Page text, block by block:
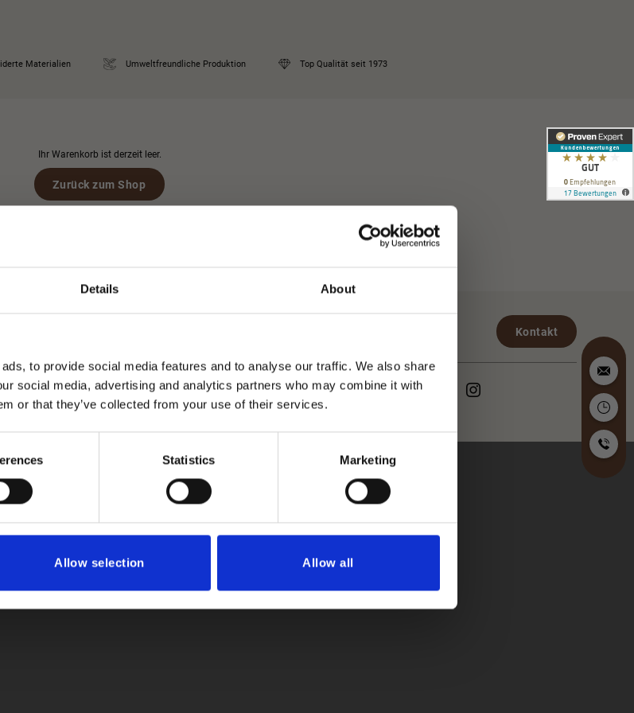
×
Details About
to provide social media features and to analyse our traffic. We also share
social media, advertising and analytics partners who may combine it with
or that they’ve collected from your use of their services.
Statistics Marketing
Allow selection Allow all
Materialien Umweltfreundliche Produktion Top Qualität seit 1973
Ihr Warenkorb ist derzeit leer.
Zurück zum Shop
Kontakt